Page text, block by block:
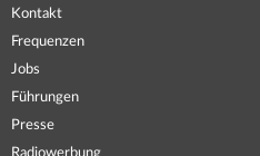
Kontakt
Frequenzen
Jobs
Führungen
Presse